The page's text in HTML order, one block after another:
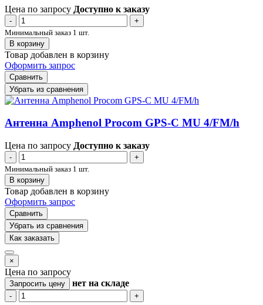
Цена по запросу Доступно к заказу
-
+
Минимальный заказ 1 шт.
В корзину
Товар добавлен в корзину
Оформить запрос
Сравнить
Убрать из сравнения
Антенна Amphenol Procom GPS-C MU 4/FM/h
Цена по запросу Доступно к заказу
-
+
Минимальный заказ 1 шт.
В корзину
Товар добавлен в корзину
Оформить запрос
Сравнить
Убрать из сравнения
Как заказать
×
Цена по запросу
Запросить цену нет на складе
- +